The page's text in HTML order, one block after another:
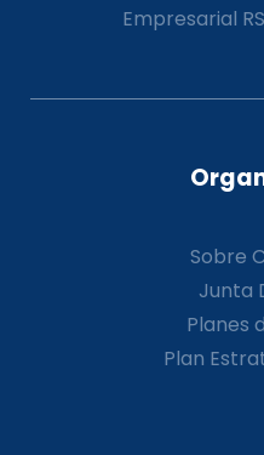
Empresarial
Sobre
Junta
Planes
Plan